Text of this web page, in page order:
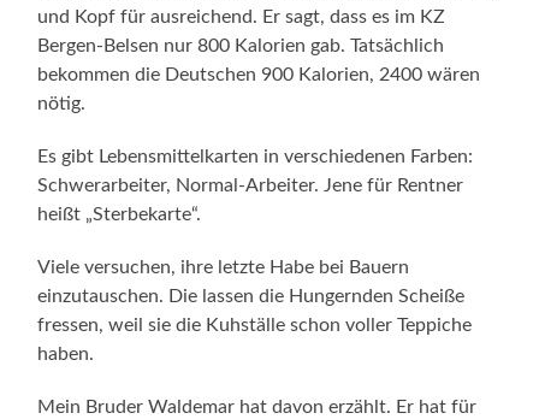
und Kopf für ausreichend. Er sagt, dass es im KZ
Bergen-Belsen nur 800 Kalorien gab. Tatsächlich
bekommen die Deutschen 900 Kalorien, 2400 wären
nötig.
Es gibt Lebensmittelkarten in verschiedenen Farben:
Schwerarbeiter, Normal-Arbeiter. Jene für Rentner
heißt „Sterbekarte“.
Viele versuchen, ihre letzte Habe bei Bauern
einzutauschen. Die lassen die Hungernden Scheiße
fressen, weil sie die Kuhställe schon voller Teppiche
haben.
Mein Bruder Waldemar hat davon erzählt. Er hat für